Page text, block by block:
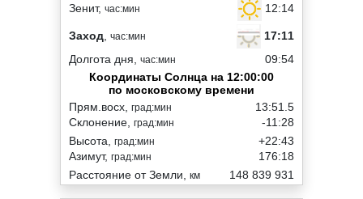
Зенит, час:мин 12:14
Заход час:мин
17:11
Долгота дня, час:мин
09:54
Координаты Солнца на 12:00:00
по московскому времени
Прям.восх, град:мин
Склонение, град:мин
13:51.5
-11:28
Высота, град:мин
Азимут, град:мин
+22:43
176:18
Расстояние от Земли, км 148 839 931